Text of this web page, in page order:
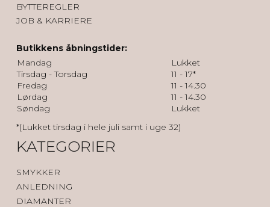
BYTTEREGLER
JOB & KARRIERE
Butikkens åbningstider:
Mandag
Lukket
Tirsdag - Torsdag
11 - 17*
Fredag
11 - 14.30
Lørdag
11 - 14.30
Søndag
Lukket
*(Lukket tirsdag i hele juli samt i uge 32)
KATEGORIER
SMYKKER
ANLEDNING
DIAMANTER